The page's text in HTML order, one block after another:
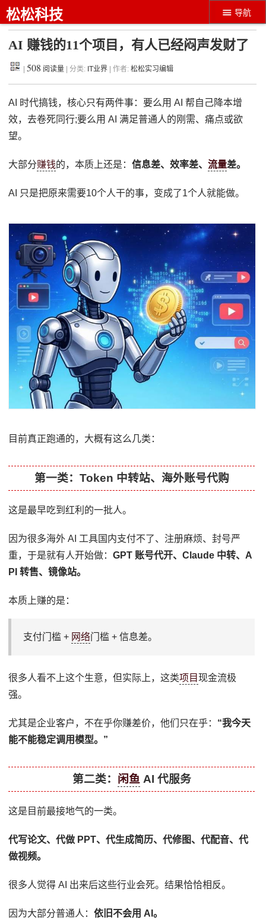
导航
松松科技
AI 赚钱的11个项目，有人已经闷声发财了
|508 阅读量 | 分类: IT业界 | 作者:松松实习编辑
AI 时代搞钱，核心只有两件事：要么用 AI 帮自己降本增
效，去卷死同行;要么用 AI 满足普通人的刚需、痛点或欲
望。
大部分赚钱的，本质上还是：信息差、效率差、流量差。
AI 只是把原来需要10个人干的事，变成了1个人就能做。
目前真正跑通的，大概有这么几类：
第一类：Token 中转站、海外账号代购
这是最早吃到红利的一批人。
因为很多海外 AI 工具国内支付不了、注册麻烦、封号严
重，于是就有人开始做：GPT 账号代开、Claude 中转、A
PI 转售、镜像站。
本质上赚的是：
支付门槛 + 网络门槛 + 信息差。
很多人看不上这个生意，但实际上，这类项目现金流极
强。
尤其是企业客户，不在乎你赚差价，他们只在乎： “我今天
能不能稳定调用模型。”
第二类： 闲鱼 AI 代服务
这是目前最接地气的一类。
代写论文、代做 PPT、代生成简历、代修图、代配音、代
做视频。
很多人觉得 AI 出来后这些行业会死。结果恰恰相反。
因为大部分普通人：依旧不会用 AI。